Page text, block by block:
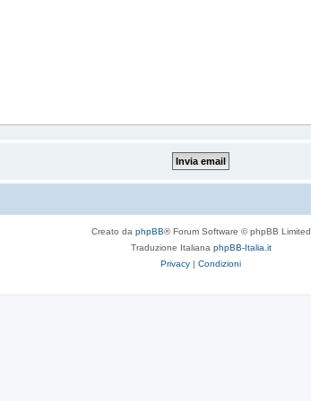
Creato da phpBB® Forum Software © phpBB Limited
Traduzione Italiana phpBB-Italia.it
Privacy | Condizioni